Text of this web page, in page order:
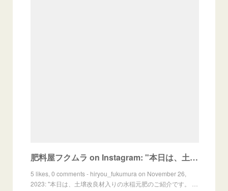
肥料屋フクムラ on Instagram: "本日は、土壌改良材入りの水稲元肥のご紹介です。 「米取物語」 稲づくりに必要な窒素、リン酸、加里のほかに、土づくり肥料を組み合わせ、同時に散布ができる省
5 likes, 0 comments - hiryou_fukumura on November 26,
2023: "本日は、土壌改良材入りの水稲元肥のご紹介です。 …